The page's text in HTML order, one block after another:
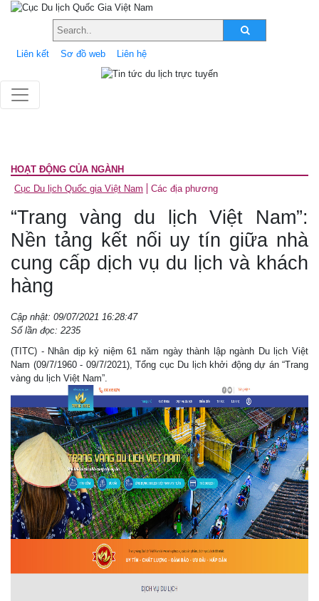
Liên kết Sơ đồ web Liên hệ
HOẠT ĐỘNG CỦA NGÀNH
Cục Du lịch Quốc gia Việt Nam
Các địa phương
“Trang vàng du lịch Việt Nam”:
Nền tảng kết nối uy tín giữa nhà
cung cấp dịch vụ du lịch và khách
hàng
Cập nhật: 09/07/2021 16:28:47
Số lần đọc: 2235
(TITC) - Nhân dịp kỷ niệm 61 năm ngày thành lập ngành Du lịch Việt
Nam (09/7/1960 - 09/7/2021), Tổng cục Du lịch khởi động dự án “Trang
vàng du lịch Việt Nam”.